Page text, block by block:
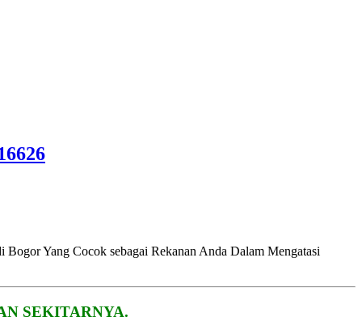
Yang Cocok sebagai Rekanan Anda Dalam Mengatasi
SEKITARNYA.